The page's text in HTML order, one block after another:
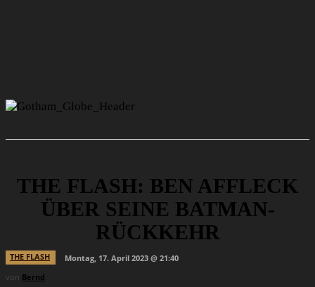
THE FLASH: BEN AFFLECK
ÜBER SEINE BATMAN-
RÜCKKEHR
THE FLASH
Montag, 17. April 2023 @ 21:40
von Bernd